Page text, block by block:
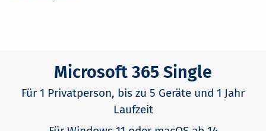
Microsoft 365 Single
Für 1 Privatperson, bis zu 5 Geräte und 1 Jahr
Laufzeit